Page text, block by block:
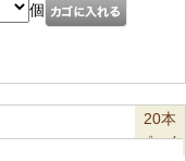
個
20本
パック